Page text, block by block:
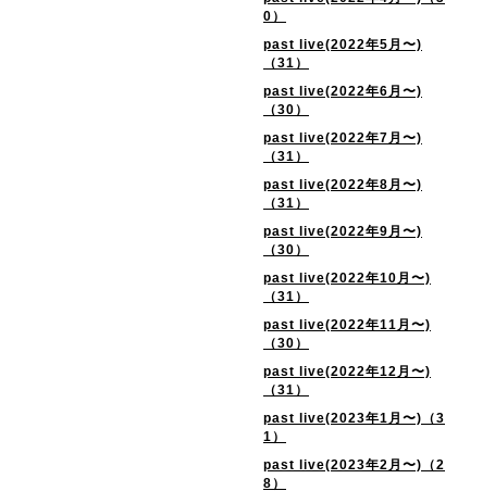
0）
past live(2022年5月〜)
（31）
past live(2022年6月〜)
（30）
past live(2022年7月〜)
（31）
past live(2022年8月〜)
（31）
past live(2022年9月〜)
（30）
past live(2022年10月〜)
（31）
past live(2022年11月〜)
（30）
past live(2022年12月〜)
（31）
past live(2023年1月〜)（3
1）
past live(2023年2月〜)（2
8）